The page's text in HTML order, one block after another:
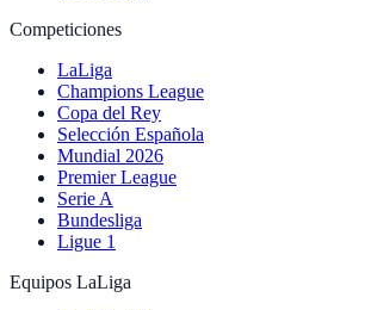
Competiciones
LaLiga
Champions League
Copa del Rey
Selección Española
Mundial 2026
Premier League
Serie A
Bundesliga
Ligue 1
Equipos LaLiga